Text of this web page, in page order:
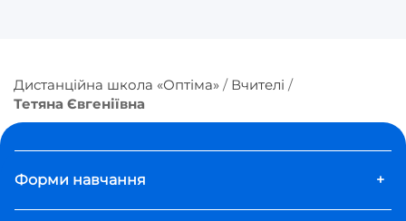
Дистанційна школа «Оптіма»
Вчителі
Тетяна Євгеніївна
Форми навчання +